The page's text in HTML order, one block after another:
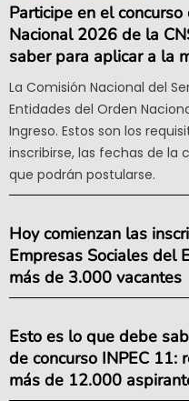
Participe en el
Nacional 2026 de la
saber para aplicar a la
La Comisión Nacional del
Entidades del Orden
Ingreso. Estos son los
inscribirse, las fechas de la
que podrán postularse.
Hoy comienzan las
Empresas Sociales del
más de 3.000 vacantes
Esto es lo que debe
de concurso INPEC 11:
más de 12.000